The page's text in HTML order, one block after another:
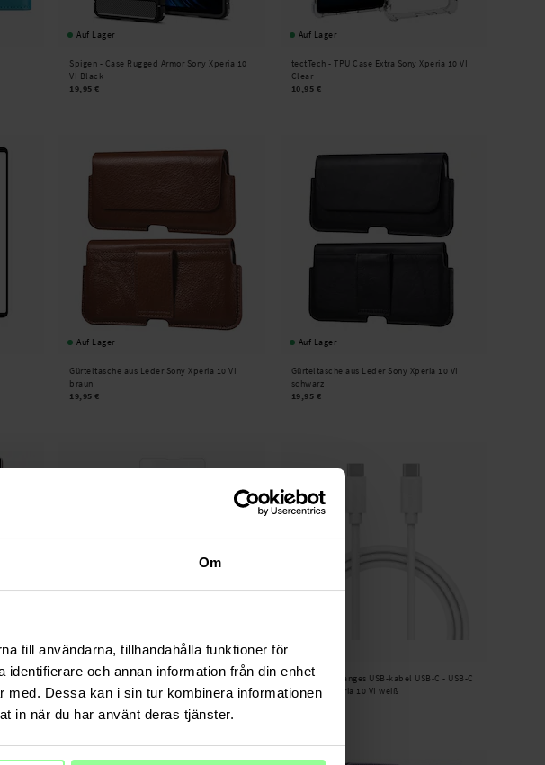
Om
till användarna, tillhandahålla funktioner för
och annan information från din enhet
Dessa kan i sin tur kombinera informationen
in när du har använt deras tjänster.
Auf Lager
Spigen - Case Rugged Armor Sony Xperia 10
VI Black
19,95 €
Auf Lager
tectTech -TPU Case Extra Sony Xperia 10 VI
Clear
10,95 €
Auf Lager
Gürteltasche aus Leder Sony Xperia 10 VI
braun
19,95 €
Auf Lager
Gürteltasche aus Leder Sony Xperia 10 VI
schwarz
19,95 €
10 VI
Auf Lager
Sony Xperia 10 VI Displayschutz Panzerglas
0.3mm
Smartline -
Langes USB-kabel USB-C - USB-C
2m Sony Xperia 10 VI weiß